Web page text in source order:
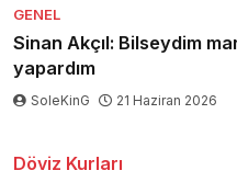
GENEL
Sinan Akçıl: Bilseydim
yapardım
SoleKinG 21 Haziran 2026
Döviz Kurları